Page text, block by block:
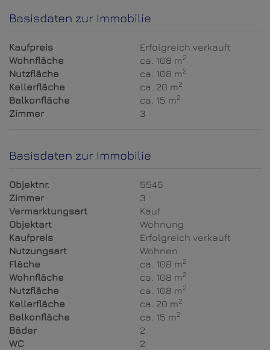
Basisdaten zur Immobilie
Kaufpreis
Erfolgreich verkauft
Wohnfläche
ca. 108 m2
Nutzfläche ca. 108 m2
Kellerfläche ca. 20 m2
Balkonfläche ca. 15 m2
Zimmer 3
Basisdaten zur Immobilie
Objektnr.
5545
Zimmer
3
Vermarktungsart
Kauf
Objektart
Wohnung
Kaufpreis
Erfolgreich verkauft
Nutzungsart
Wohnen
Fläche
ca. 108 m2
Wohnfläche ca. 108 m2
Nutzfläche ca. 108 m2
Kellerfläche ca. 20 m2
Balkonfläche ca. 15 m2
Bäder
2
WC
2